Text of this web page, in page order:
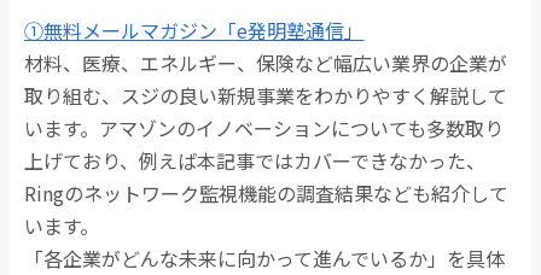
①無料メールマガジン「e発明塾通信」
材料、医療、エネルギー、保険など幅広い業界の企業が
取り組む、スジの良い新規事業をわかりやすく解説して
います。アマゾンのイノベーションについても多数取り
上げており、例えば本記事ではカバーできなかった、
Ringのネットワーク監視機能の調査結果なども紹介して
います。
「各企業がどんな未来に向かって進んでいるか」を具体